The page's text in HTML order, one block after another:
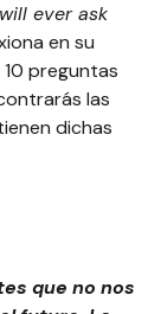
ever ask
en su
preguntas
las
dichas
que no nos